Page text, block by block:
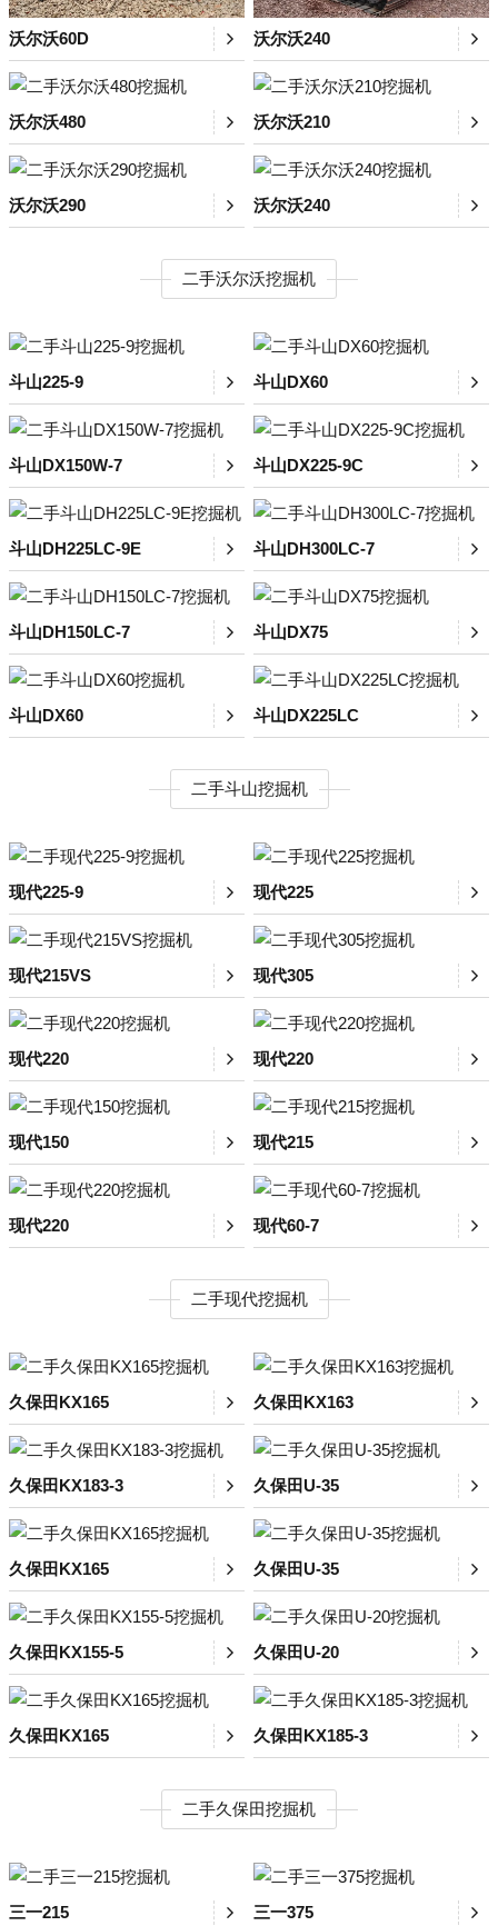
沃尔沃60D 沃尔沃240
沃尔沃480 沃尔沃210
沃尔沃290 沃尔沃240
二手沃尔沃挖掘机
斗山225-9 斗山DX60
斗山DX150W-7 斗山DX225-9C
斗山DH225LC-9E 斗山DH300LC-7
斗山DH150LC-7 斗山DX75
斗山DX60 斗山DX225LC
二手斗山挖掘机
现代225-9 现代225
现代215VS 现代305
现代220 现代220
现代150 现代215
现代220 现代60-7
二手现代挖掘机
久保田KX165 久保田KX163
久保田KX183-3 久保田U-35
久保田KX165 久保田U-35
久保田KX155-5 久保田U-20
久保田KX165 久保田KX185-3
二手久保田挖掘机
三一215 三一375